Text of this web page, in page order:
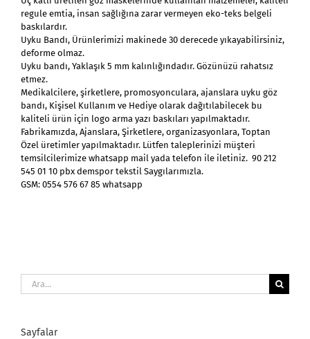
regule emtia, insan sağlığına zarar vermeyen eko-teks belgeli
baskılardır.
Uyku Bandı, Ürünlerimizi makinede 30 derecede yıkayabilirsiniz,
deforme olmaz.
Uyku bandı, Yaklaşık 5 mm kalınlığındadır. Gözünüzü rahatsız
etmez.
Medikalcilere, şirketlere, promosyonculara, ajanslara uyku göz
bandı, Kişisel Kullanım ve Hediye olarak dağıtılabilecek bu
kaliteli ürün için logo arma yazı baskıları yapılmaktadır.
Fabrikamızda, Ajanslara, Şirketlere, organizasyonlara, Toptan
Özel üretimler yapılmaktadır. Lütfen taleplerinizi müşteri
temsilcilerimize whatsapp mail yada telefon ile iletiniz. 90 212
545 01 10 pbx demspor tekstil Saygılarımızla.
GSM: 0554 576 67 85 whatsapp
Ara:
Sayfalar